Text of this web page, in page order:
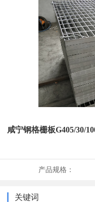
咸宁钢格栅板G405/30/
产品规格：
关键词